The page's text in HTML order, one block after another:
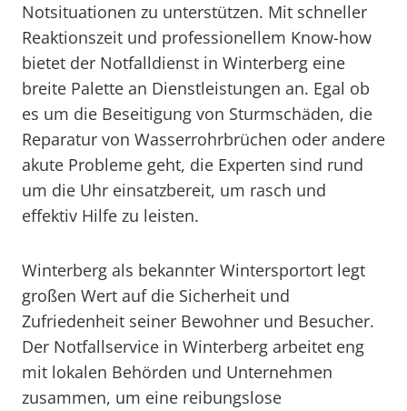
Notsituationen zu unterstützen. Mit schneller
Reaktionszeit und professionellem Know-how
bietet der Notfalldienst in Winterberg eine
breite Palette an Dienstleistungen an. Egal ob
es um die Beseitigung von Sturmschäden, die
Reparatur von Wasserrohrbrüchen oder andere
akute Probleme geht, die Experten sind rund
um die Uhr einsatzbereit, um rasch und
effektiv Hilfe zu leisten.
Winterberg als bekannter Wintersportort legt
großen Wert auf die Sicherheit und
Zufriedenheit seiner Bewohner und Besucher.
Der Notfallservice in Winterberg arbeitet eng
mit lokalen Behörden und Unternehmen
zusammen, um eine reibungslose